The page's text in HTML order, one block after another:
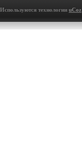
Используются технологии uCoz